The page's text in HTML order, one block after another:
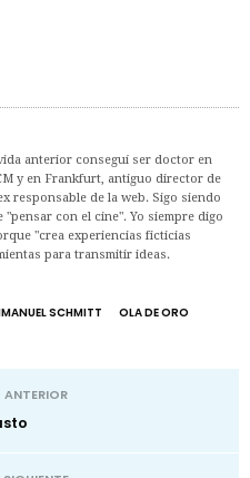
anterior conseguí ser doctor en
y en Frankfurt, antiguo director de
responsable de la web. Sigo siendo
con el cine". Yo siempre digo
"crea experiencias ficticias
para transmitir ideas.
SCHMITT
OLA DE ORO